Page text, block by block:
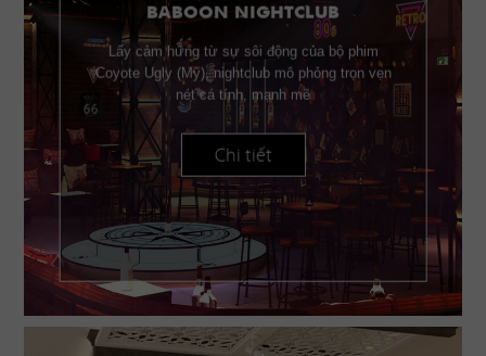
BABOON NIGHTCLUB
Lấy cảm hứng từ sự sôi động của bộ phim
Coyote Ugly (Mỹ), nightclub mô phỏng trọn vẹn
nét cá tính, mạnh mẽ
Chi tiết